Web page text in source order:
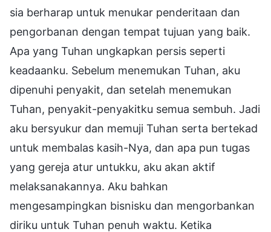
sia berharap untuk menukar penderitaan dan
pengorbanan dengan tempat tujuan yang baik.
Apa yang Tuhan ungkapkan persis seperti
keadaanku. Sebelum menemukan Tuhan, aku
dipenuhi penyakit, dan setelah menemukan
Tuhan, penyakit-penyakitku semua sembuh. Jadi
aku bersyukur dan memuji Tuhan serta bertekad
untuk membalas kasih-Nya, dan apa pun tugas
yang gereja atur untukku, aku akan aktif
melaksanakannya. Aku bahkan
mengesampingkan bisnisku dan mengorbankan
diriku untuk Tuhan penuh waktu. Ketika